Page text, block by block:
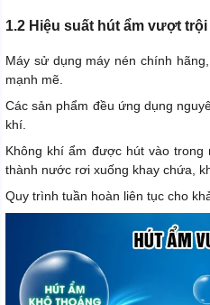
1.2 Hiệu suất hút ẩm vượt trội
Máy sử dụng máy nén chính
mạnh mẽ.
Các sản phẩm đều ứng dụng
khí.
Không khí ẩm được hút vào
thành nước rơi xuống khay chứa,
Quy trình tuần hoàn liên tục cho